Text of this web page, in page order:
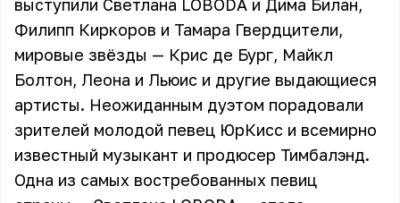
выступили Светлана LOBODA и Дима Билан,
Филипп Киркоров и Тамара Гвердцители,
мировые звёзды — Крис де Бург, Майкл
Болтон, Леона и Льюис и другие выдающиеся
артисты. Неожиданным дуэтом порадовали
зрителей молодой певец ЮрКисс и всемирно
известный музыкант и продюсер Тимбалэнд.
Одна из самых востребованных певиц